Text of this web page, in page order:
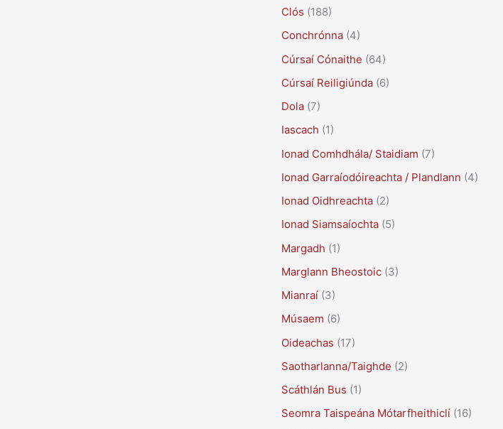
Clós (188)
Conchrónna (4)
Cúrsaí Cónaithe (64)
Cúrsaí Reiligiúnda (6)
Dola (7)
Iascach (1)
Ionad Comhdhála/ Staidiam (7)
Ionad Garraíodóireachta / Plandlann (4)
Ionad Oidhreachta (2)
Ionad Siamsaíochta (5)
Margadh (1)
Marglann Bheostoic (3)
Mianraí (3)
Músaem (6)
Oideachas (17)
Saotharlanna/Taighde (2)
Scáthlán Bus (1)
Seomra Taispeána Mótarfheithiclí (16)